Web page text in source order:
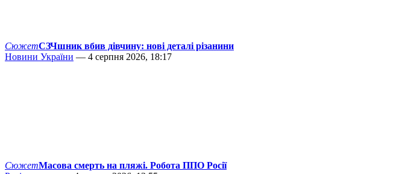
СюжетСЗЧшник вбив дівчину: нові деталі різанини
Новини України — 4 серпня 2026, 18:17
СюжетМасова смерть на пляжі. Робота ППО Росії